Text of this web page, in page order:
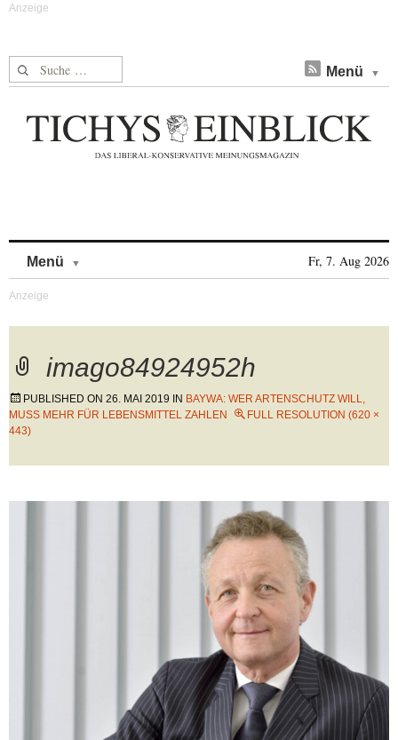
Suche nach: Menü
Menü Fr, 7. Aug 2026
imago84924952h
PUBLISHED ON 26. MAI 2019 IN BAYWA: WER ARTENSCHUTZ WILL,
MUSS MEHR FÜR LEBENSMITTEL ZAHLEN
FULL RESOLUTION (620 ×
443)